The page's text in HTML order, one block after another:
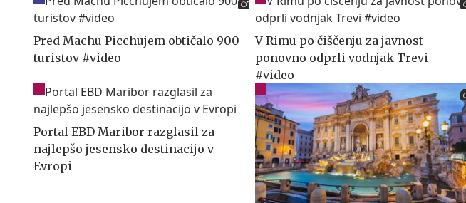
Pred Machu Picchujem obtičalo 900
turistov #video
V Rimu po čiščenju za javnost
ponovno odprli vodnjak Trevi
#video
Portal EBD Maribor razglasil za
najlepšo jesensko destinacijo v
Evropi